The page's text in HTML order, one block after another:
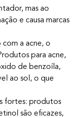
mas ao
e causa marcas
a acne, o
para acne,
de benzoíla,
ao sol, o que
fortes: produtos
são eficazes,